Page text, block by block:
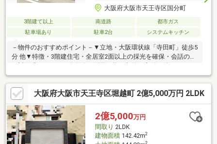
大阪府大阪市天王寺区国分町
3階建て以上 南道路
都市ガス
駐車場あり
駐車2台 システムキッチン
－物件のおすすめポイント－▼立地・大阪環状線「寺田町」徒歩5
分 他▼特徴・3階建住宅・全居室2面以上の採光を確保・会話の弾
所・2階・3階は南向きバルコニー付・カースペース2台分有(車種
による／縦列駐車)・即引渡し可能(残金精算後)▼設備・食洗機・
浴室乾燥機・TVモニター付インターホン▼周辺環境・ライフ寺田
町駅前店 徒歩2分(約130m)・大阪市立聖和小学校 徒歩3分(約
200m)■ ご希望の住まい探しをお手伝いします ━━━━━・・・
物件の詳細・ご相談はお気軽にお問い合わせください。
大阪府大阪市天王寺区堀越町 2億5,000万円 2LDK
2億5,000万円
間取り 2LDK
建物面積142.42m2
2